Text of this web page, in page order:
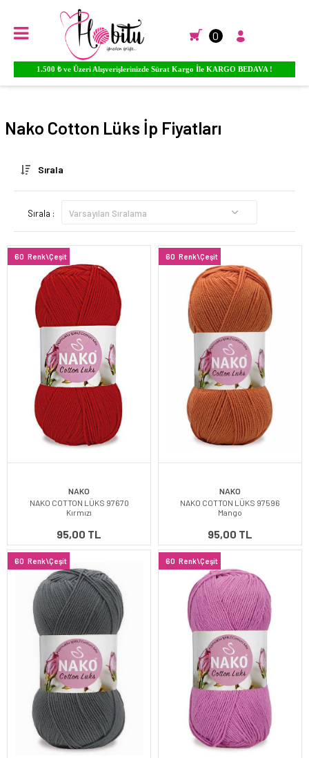
0
Ürünlere YORUM Yapın Para PUAN Kazanmaya Başlayın...
Anasayfa EL ÖRGÜ İPLİKLERİ Nako Cotton Lüks
Nako Cotton Lüks İp Fiyatları
Sırala
Sırala :
60 Renk\Çeşit
NAKO
NAKO COTTON LÜKS 97670
Kırmızı
95,00 TL
60 Renk\Çeşit
NAKO
NAKO COTTON LÜKS 97596
Mango
95,00 TL
60 Renk\Çeşit 60 Renk\Çeşit